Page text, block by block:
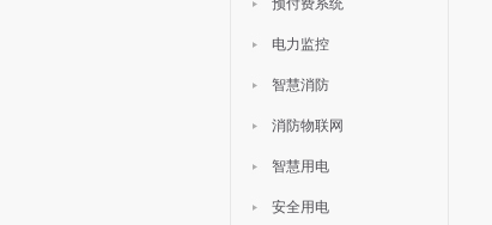
预付费系统
电力监控
智慧消防
消防物联网
智慧用电
安全用电